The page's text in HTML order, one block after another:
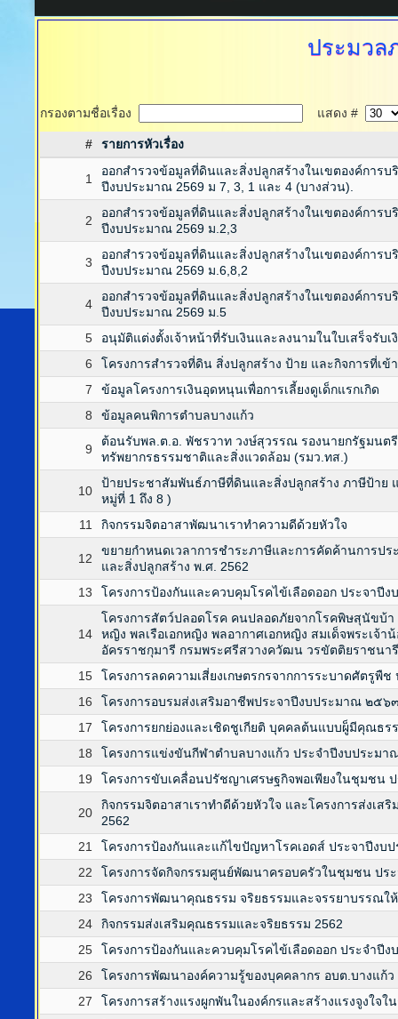
ประมวล
กรองตามชื่อเรื่อง แสดง #
# รายการหัวเรื่อง
1
ออกสำรวจข้อมูลที่ดินและสิ่งปลูกสร้างในเขตองค์การ
ปีงบประมาณ 2569 ม 7, 3, 1 และ 4 (บางส่วน).
2
ออกสำรวจข้อมูลที่ดินและสิ่งปลูกสร้างในเขตองค์การ
ปีงบประมาณ 2569 ม.2,3
3
ออกสำรวจข้อมูลที่ดินและสิ่งปลูกสร้างในเขตองค์การ
ปีงบประมาณ 2569 ม.6,8,2
4
ออกสำรวจข้อมูลที่ดินและสิ่งปลูกสร้างในเขตองค์การ
ปีงบประมาณ 2569 ม.5
5
อนุมัติแต่งตั้งเจ้าหน้าที่รับเงินและลงนามในใบเสร็จรับ
6
โครงการสำรวจที่ดิน สิ่งปลูกสร้าง ป้าย และกิจการที่เ
7
ข้อมูลโครงการเงินอุดหนุนเพื่อการเลี้ยงดูเด็กแรกเกิด
8
ข้อมูลคนพิการตำบลบางแก้ว
9
ต้อนรับพล.ต.อ. พัชรวาท วงษ์สุวรรณ รองนายกรัฐมนต
ทรัพยากรธรรมชาติและสิ่งแวดล้อม (รมว.ทส.)
10
ป้ายประชาสัมพันธ์ภาษีที่ดินและสิ่งปลูกสร้าง ภาษีป้าย
หมู่ที่ 1 ถึง 8 )
11
กิจกรรมจิตอาสาพัฒนาเราทำความดีด้วยหัวใจ
12
ขยายกำหนดเวลาการชำระภาษีและการคัดค้านการ
และสิ่งปลูกสร้าง พ.ศ. 2562
13
โครงการป้องกันและควบคุมโรคไข้เลือดออก ประจาปี
14
โครงการสัตว์ปลอดโรค คนปลอดภัยจากโรคพิษสุนัขบ้
หญิง พลเรือเอกหญิง พลอากาศเอกหญิง สมเด็จพระเจ้
อัครราชกุมารี กรมพระศรีสวางควัฒน วรขัตติยราชนา
15
โครงการลดความเสี่ยงเกษตรกรจากการระบาดศัตรูพื
16
โครงการอบรมส่งเสริมอาชีพประจาปีงบประมาณ ๒๕๖
17
โครงการยกย่องและเชิดชูเกียติ บุคคลต้นแบบผู็มีคุณธร
18
โครงการแข่งขันกีฬาตำบลบางแก้ว ประจำปีงบประมา
19
โครงการขับเคลื่อนปรัชญาเศรษฐกิจพอเพียงในชุมชน
20
กิจกรรมจิตอาสาเราทำดีด้วยหัวใจ และโครงการส่งเ
2562
21
โครงการป้องกันและแก้ไขปัญหาโรคเอดส์ ประจาปีงบ
22
โครงการจัดกิจกรรมศูนย์พัฒนาครอบครัวในชุมชน ปร
23
โครงการพัฒนาคุณธรรม จริยธรรมและจรรยาบรรณใ
24
กิจกรรมส่งเสริมคุณธรรมและจริยธรรม 2562
25
โครงการป้องกันและควบคุมโรคไข้เลือดออก ประจำปี
26
โครงการพัฒนาองค์ความรู้ของบุคคลากร อบต.บางแก้ว
27
โครงการสร้างแรงผูกพันในองค์กรและสร้างแรงจูงใจใ